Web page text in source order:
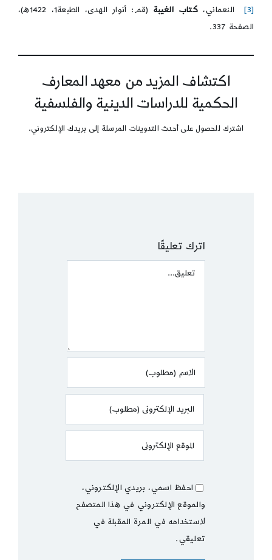
[3] النعماني،كتاب الغيبة
(قم: أنوار الهدى، الطبعة1، 1422ه)،
الصفحة 337.
اكتشاف المزيد من معهد المعارف
الحكمية للدراسات الدينية والفلسفية
اشترك للحصول على أحدث التدوينات المرسلة إلى بريدك الإلكتروني.
اترك تعليقًا
Comment
احفظ اسمي، بريدي الإلكتروني،
والموقع الإلكتروني في هذا المتصفح
لاستخدامه في المرة المقبلة في
تعليقي.